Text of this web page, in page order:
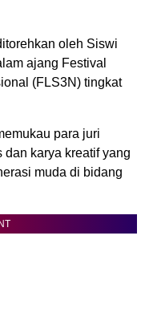
oleh Siswi
ajang Festival
(FLS3N) tingkat
para juri
karya kreatif yang
muda di bidang